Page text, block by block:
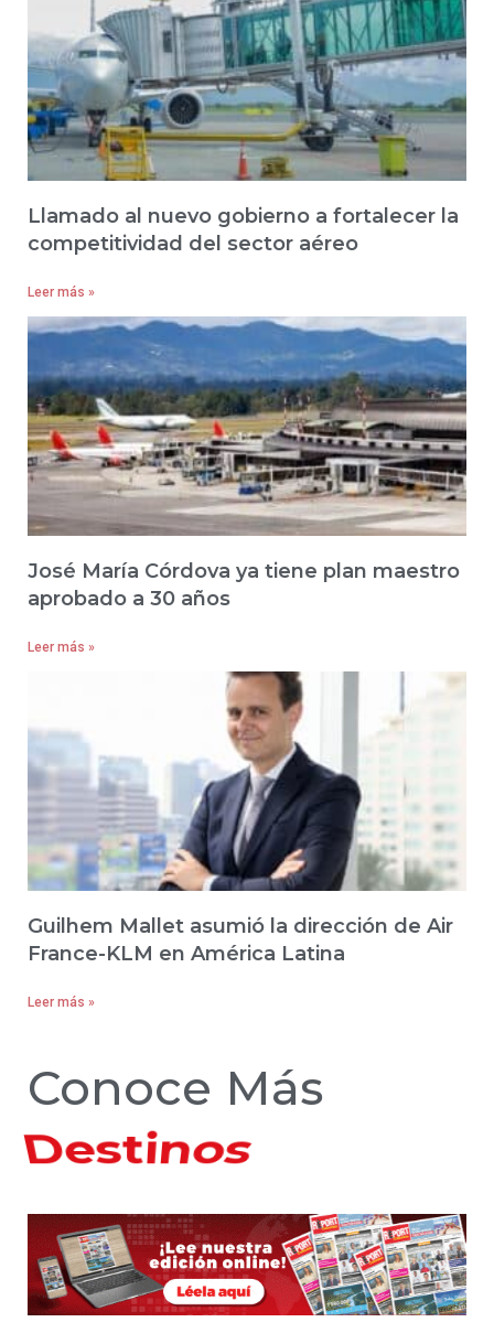
Llamado al nuevo gobierno a fortalecer la
competitividad del sector aéreo
Leer más »
José María Córdova ya tiene plan maestro
aprobado a 30 años
Leer más »
Guilhem Mallet asumió la dirección de Air
France-KLM en América Latina
Leer más »
Conoce Más
Hoteles